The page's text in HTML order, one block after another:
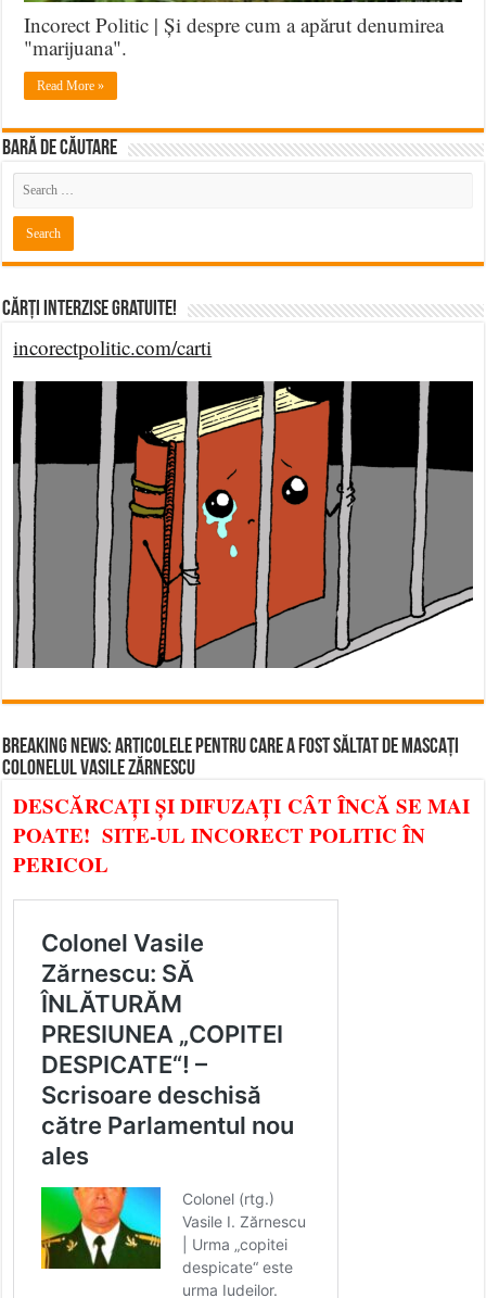
Incorect Politic | Și despre cum a apărut denumirea
"marijuana".
Read More »
BARĂ DE CĂUTARE
Cărți Interzise Gratuite!
incorectpolitic.com/carti
BREAKING NEWS: ARTICOLELE PENTRU CARE A FOST SĂLTAT DE MASCAȚI
COLONELUL VASILE ZĂRNESCU
DESCĂRCAȚI ȘI DIFUZAȚI CÂT ÎNCĂ SE MAI
POATE! SITE-UL INCORECT POLITIC ÎN
PERICOL